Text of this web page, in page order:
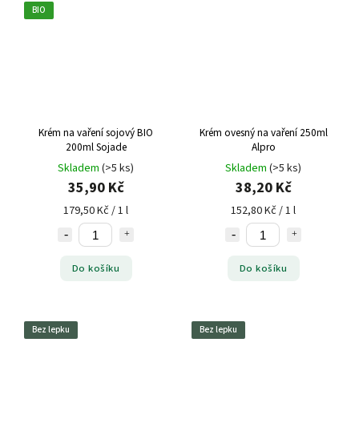
BIO
Krém na vaření sojový BIO
200ml Sojade
Skladem (>5 ks)
35,90 Kč
179,50 Kč / 1 l
Do košíku
Krém ovesný na vaření 250ml
Alpro
Skladem (>5 ks)
38,20 Kč
152,80 Kč / 1 l
Do košíku
Bez lepku Bez lepku